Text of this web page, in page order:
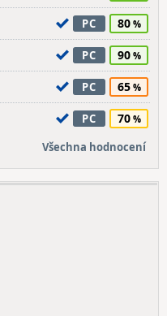
PC 80
PC 90
PC 65
PC 70
Všechna hodnocení